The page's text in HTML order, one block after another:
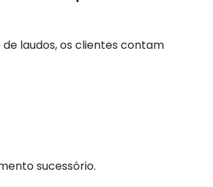
laudos, os clientes contam
sucessório.